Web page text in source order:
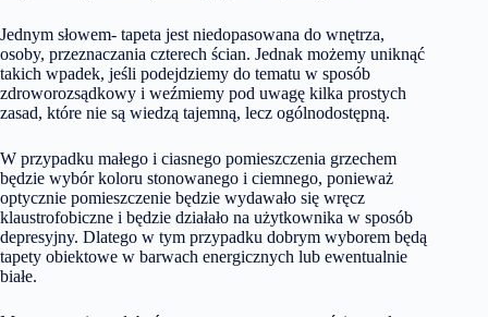
Jednym słowem- tapeta jest niedopasowana do wnętrza,
osoby, przeznaczania czterech ścian. Jednak możemy uniknąć
takich wpadek, jeśli podejdziemy do tematu w sposób
zdroworozsądkowy i weźmiemy pod uwagę kilka prostych
zasad, które nie są wiedzą tajemną, lecz ogólnodostępną.
W przypadku małego i ciasnego pomieszczenia grzechem
będzie wybór koloru stonowanego i ciemnego, ponieważ
optycznie pomieszczenie będzie wydawało się wręcz
klaustrofobiczne i będzie działało na użytkownika w sposób
depresyjny. Dlatego w tym przypadku dobrym wyborem będą
tapety obiektowe w barwach energicznych lub ewentualnie
białe.